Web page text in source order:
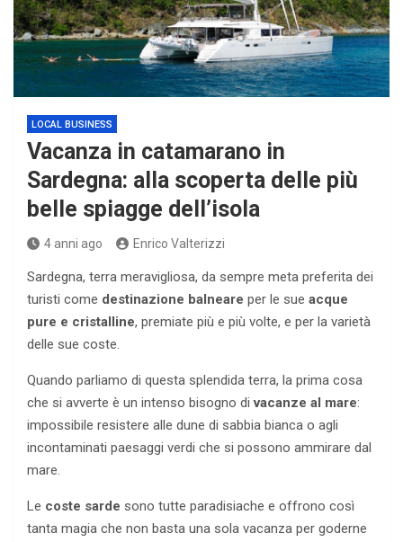
LOCAL BUSINESS
Vacanza in catamarano in
Sardegna: alla scoperta delle più
belle spiagge dell’isola
4 anni ago Enrico Valterizzi
Sardegna, terra meravigliosa, da sempre meta preferita dei
turisti come destinazione balneare per le sue acque
pure e cristalline, premiate più e più volte, e per la varietà
delle sue coste.
Quando parliamo di questa splendida terra, la prima cosa
che si avverte è un intenso bisogno divacanze al mare:
impossibile resistere alle dune di sabbia bianca o agli
incontaminati paesaggi verdi che si possono ammirare dal
mare.
Le coste sarde sono tutte paradisiache e offrono così
tanta magia che non basta una sola vacanza per goderne